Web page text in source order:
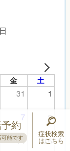
金 土
31
1
7
8
14 15
約
可能です
症状検索
はこちら